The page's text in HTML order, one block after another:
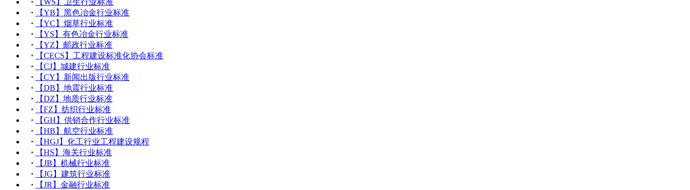
·
【YB】黑色冶金行业标准
·
【YC】烟草行业标准
·
【YS】有色冶金行业标准
·
【YZ】邮政行业标准
·
【CECS】工程建设标准化协会标准
·
【CJ】城建行业标准
·
【CY】新闻出版行业标准
·
【DB】地震行业标准
·
【DZ】地质行业标准
·
【FZ】纺织行业标准
·
【GH】供销合作行业标准
·
【HB】航空行业标准
·
【HGJ】化工行业工程建设规程
·
【HS】海关行业标准
·
【JB】机械行业标准
·
【JG】建筑行业标准
·
【JR】金融行业标准